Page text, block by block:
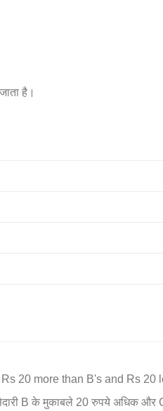
है।
20 more than B's and Rs 20
B के मुकाबले 20 रुपये अधिक और